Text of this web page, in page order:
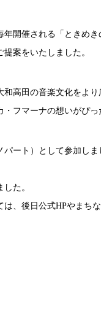
開催される「ときめ
案をいたしました。
高田の音楽文化をよ
フマーナの想いがぴ
パート）として参加し
た。
、後日公式HPやまち